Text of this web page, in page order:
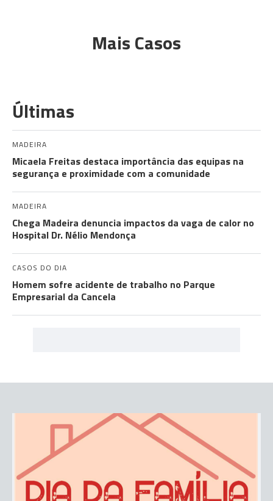
Mais Casos
Últimas
MADEIRA
Micaela Freitas destaca importância das equipas na
segurança e proximidade com a comunidade
MADEIRA
Chega Madeira denuncia impactos da vaga de calor no
Hospital Dr. Nélio Mendonça
CASOS DO DIA
Homem sofre acidente de trabalho no Parque
Empresarial da Cancela